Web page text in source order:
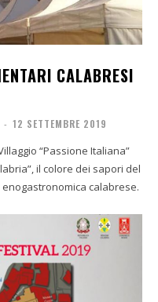
CALABRESI
- 12 SETTEMBRE 2019
“Passione Italiana”
il colore dei sapori del
calabrese.